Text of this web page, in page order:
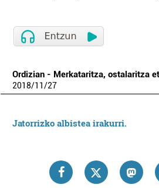
Ordizian - Merkataritza, ostalaritza
2018/11/27
Jatorrizko albistea irakurri.